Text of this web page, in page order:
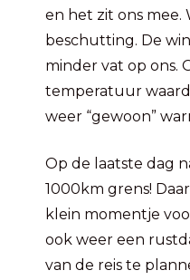
en het zit ons mee.
beschutting. De
minder vat op ons.
temperatuur
weer “gewoon”
Op de laatste dag
1000km grens!
klein momentje
ook weer een
van de reis te